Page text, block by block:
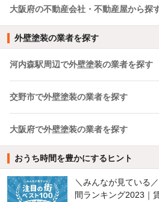
大阪府の不動産会社・不動産屋から探
外壁塗装の業者を探す
河内森駅周辺で外壁塗装の業者を探す
交野市で外壁塗装の業者を探す
大阪府で外壁塗装の業者を探す
おうち時間を豊かにするヒント
＼みんなが見ている
間ランキング2023｜